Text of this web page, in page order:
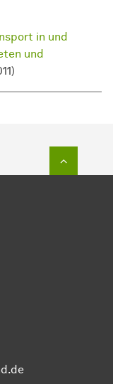
in und
und